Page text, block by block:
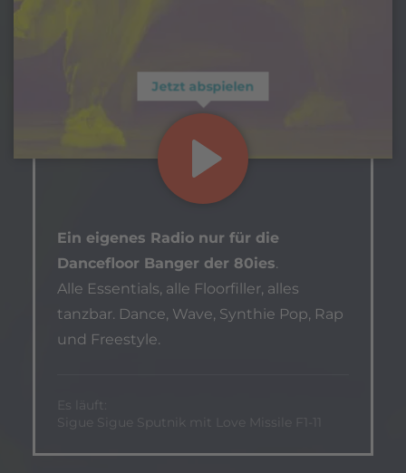
Jetzt abspielen
Ein eigenes Radio nur für die
Dancefloor Banger der 80ies.
Alle Essentials, alle Floorfiller, alles
tanzbar. Dance, Wave, Synthie Pop, Rap
und Freestyle.
Es läuft:
Sigue Sigue Sputnik mit Love Missile F1-11